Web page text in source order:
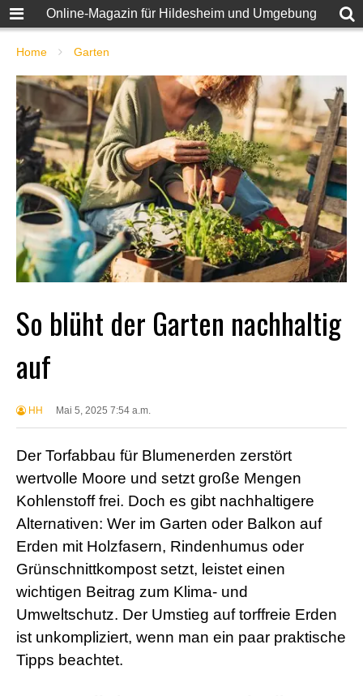
Online-Magazin für Hildesheim und Umgebung
Home Garten
So blüht der Garten nachhaltig
auf
HH Mai 5, 2025 7:54 a.m.
Der Torfabbau für Blumenerden zerstört
wertvolle Moore und setzt große Mengen
Kohlenstoff frei. Doch es gibt nachhaltigere
Alternativen: Wer im Garten oder Balkon auf
Erden mit Holzfasern, Rindenhumus oder
Grünschnittkompost setzt, leistet einen
wichtigen Beitrag zum Klima- und
Umweltschutz. Der Umstieg auf torffreie Erden
ist unkompliziert, wenn man ein paar praktische
Tipps beachtet.